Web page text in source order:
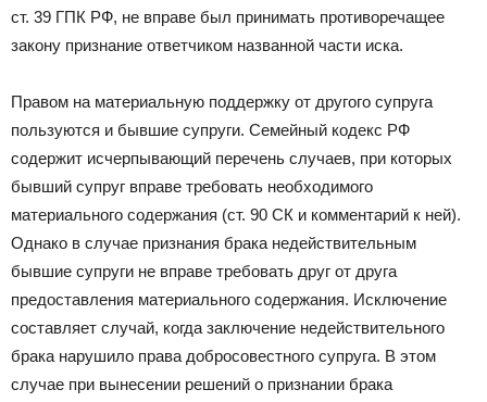
ст. 39 ГПК РФ, не вправе был принимать противоречащее
закону признание ответчиком названной части иска.
Правом на материальную поддержку от другого супруга
пользуются и бывшие супруги. Семейный кодекс РФ
содержит исчерпывающий перечень случаев, при которых
бывший супруг вправе требовать необходимого
материального содержания (ст. 90 СК и комментарий к ней).
Однако в случае признания брака недействительным
бывшие супруги не вправе требовать друг от друга
предоставления материального содержания. Исключение
составляет случай, когда заключение недействительного
брака нарушило права добросовестного супруга. В этом
случае при вынесении решений о признании брака